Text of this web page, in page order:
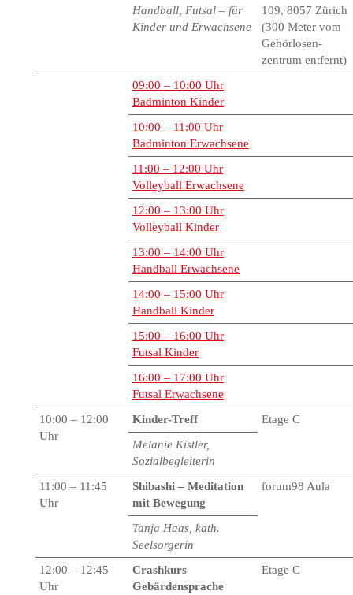
Handball, Futsal – für
Kinder und Erwachsene
109, 8057 Zürich
(300 Meter vom
Gehörlosen-
zentrum entfernt)
09:00 – 10:00 Uhr
Badminton Kinder
10:00 – 11:00 Uhr
Badminton Erwachsene
11:00 – 12:00 Uhr
Volleyball Erwachsene
12:00 – 13:00 Uhr
Volleyball Kinder
13:00 – 14:00 Uhr
Handball Erwachsene
14:00 – 15:00 Uhr
Handball Kinder
15:00 – 16:00 Uhr
Futsal Kinder
16:00 – 17:00 Uhr
Futsal Erwachsene
10:00 – 12:00
Uhr
Kinder-Treff
Etage C
Melanie Kistler,
Sozialbegleiterin
11:00 – 11:45
Uhr
Shibashi – Meditation
mit Bewegung
forum98 Aula
Tanja Haas, kath.
Seelsorgerin
12:00 – 12:45
Uhr
Crashkurs
Gebärdensprache
Etage C